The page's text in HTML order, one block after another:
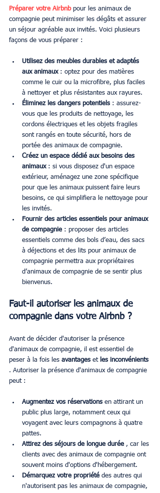
Préparer votre Airbnb pour les animaux de
compagnie peut minimiser les dégâts et assurer
un séjour agréable aux invités. Voici plusieurs
façons de vous préparer :
Utilisez des meubles durables et adaptés
aux animaux : optez pour des matières
comme le cuir ou la microfibre, plus faciles
à nettoyer et plus résistantes aux rayures.
Éliminez les dangers potentiels : assurez-
vous que les produits de nettoyage, les
cordons électriques et les objets fragiles
sont rangés en toute sécurité, hors de
portée des animaux de compagnie.
Créez un espace dédié aux besoins des
animaux : si vous disposez d'un espace
extérieur, aménagez une zone spécifique
pour que les animaux puissent faire leurs
besoins, ce qui simplifiera le nettoyage pour
les invités.
Fournir des articles essentiels pour animaux
de compagnie : proposer des articles
essentiels comme des bols d’eau, des sacs
à déjections et des lits pour animaux de
compagnie permettra aux propriétaires
d’animaux de compagnie de se sentir plus
bienvenus.
Faut-il autoriser les animaux de
compagnie dans votre Airbnb ?
Avant de décider d'autoriser la présence
d'animaux de compagnie, il est essentiel de
peser à la fois les avantages et les inconvénients
. Autoriser la présence d'animaux de compagnie
peut :
Augmentez vos réservations en attirant un
public plus large, notamment ceux qui
voyagent avec leurs compagnons à quatre
pattes.
Attirez des séjours de longue durée , car les
clients avec des animaux de compagnie ont
souvent moins d'options d'hébergement.
Démarquez votre propriété des autres qui
n'autorisent pas les animaux de compagnie,